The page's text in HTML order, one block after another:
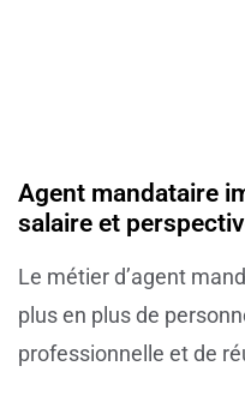
Agent mandataire
salaire et
Le métier d’agent
plus en plus de
professionnelle et de